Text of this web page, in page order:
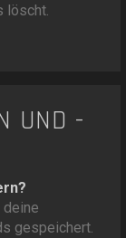
löscht.
UND -
deine
gespeichert.